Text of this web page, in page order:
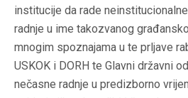
institucije da rade
radnje u ime takozvanog
mnogim spoznajama u te prljave
USKOK i DORH te Glavni državni
nečasne radnje u predizborno